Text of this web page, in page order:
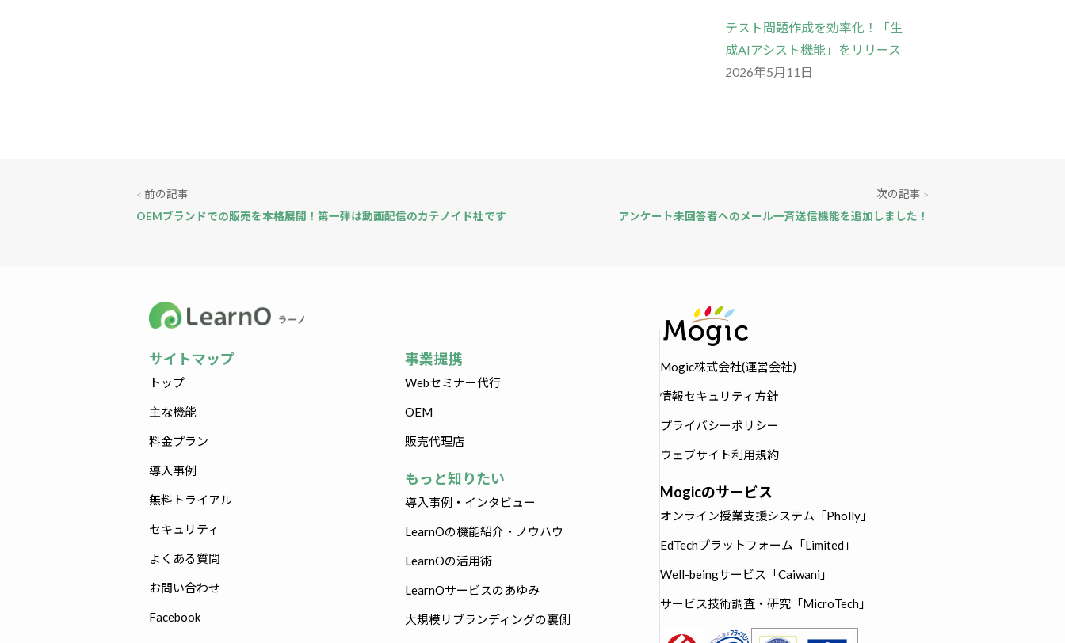
テスト問題作成を効率化！「生
成AIアシスト機能」をリリース
2026年5月11日
< 前の記事
OEMブランドでの販売を本格展開！第一弾は動画配信のカテノイド社です
次の記事 >
アンケート未回答者へのメール一斉送信機能を追加しました！
サイトマップ
トップ
主な機能
料金プラン
導入事例
無料トライアル
セキュリティ
よくある質問
お問い合わせ
Facebook
事業提携
Webセミナー代行
OEM
販売代理店
もっと知りたい
導入事例・インタビュー
LearnOの機能紹介・ノウハウ
LearnOの活用術
LearnOサービスのあゆみ
大規模リブランディングの裏側
Mogic株式会社(運営会社)
情報セキュリティ方針
プライバシーポリシー
ウェブサイト利用規約
Mogicのサービス
オンライン授業支援システム「Pholly」
EdTechプラットフォーム「Limited」
Well-beingサービス「Caiwani」
サービス技術調査・研究「MicroTech」